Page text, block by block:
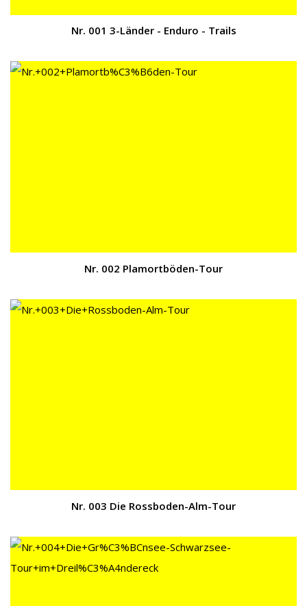
Nr. 001 3-Länder - Enduro - Trails
Nr. 002 Plamortböden-Tour
Nr. 003 Die Rossboden-Alm-Tour